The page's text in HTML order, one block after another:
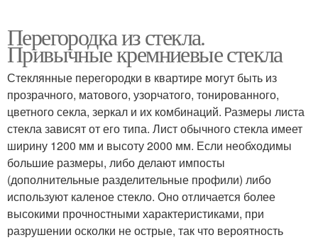
Перегородка из стекла.
Привычные кремниевые стекла
Стеклянные перегородки в квартире могут быть из
прозрачного, матового, узорчатого, тонированного,
цветного секла, зеркал и их комбинаций. Размеры листа
стекла зависят от его типа. Лист обычного стекла имеет
ширину 1200 мм и высоту 2000 мм. Если необходимы
большие размеры, либо делают импосты
(дополнительные разделительные профили) либо
используют каленое стекло. Оно отличается более
высокими прочностными характеристиками, при
разрушении осколки не острые, так что вероятность